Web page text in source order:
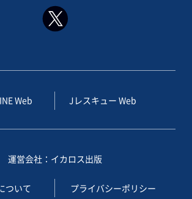
Web Jレスキュー Web
運営会社：イカロス出版
ついて プライバシーポリシー